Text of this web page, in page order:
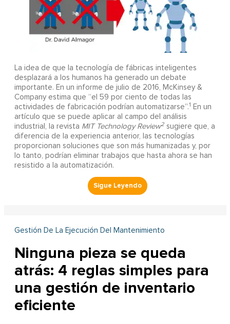
La idea de que la tecnología de fábricas inteligentes
desplazará a los humanos ha generado un debate
importante. En un informe de julio de 2016, McKinsey &
Company estima que “el 59 por ciento de todas las
actividades de fabricación podrían automatizarse”.1
En un
artículo que se puede aplicar al campo del análisis
industrial, la revista MIT Technology Review2sugiere que, a
diferencia de la experiencia anterior, las tecnologías
proporcionan soluciones que son más humanizadas y, por
lo tanto, podrían eliminar trabajos que hasta ahora se han
resistido a la automatización.
Gestión De La Ejecución Del Mantenimiento
Ninguna pieza se queda
atrás: 4 reglas simples para
una gestión de inventario
eficiente